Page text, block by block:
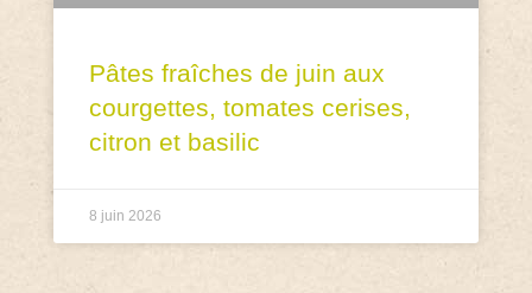
Pâtes fraîches de juin aux
courgettes, tomates cerises,
citron et basilic
8 juin 2026